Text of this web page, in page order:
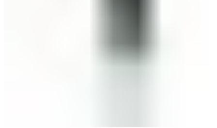
СОВЕТИ ЗА ДЕПИЛАЦИЈА